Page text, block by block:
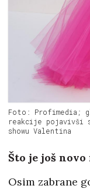
Foto: Profimedia;
reakcije pojavivši
showu Valentina
Što je još novo
Osim zabrane